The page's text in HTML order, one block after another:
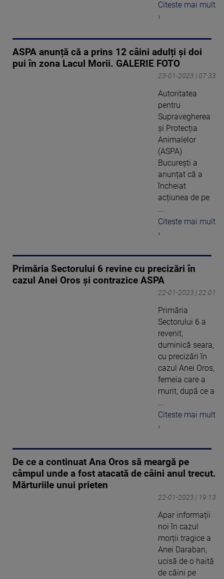
Citeste mai mult
›
ASPA anunță că a prins 12 câini adulți și doi
pui în zona Lacul Morii. GALERIE FOTO
23-01-2023 | 07:33
Autoritatea
pentru
Supravegherea
și Protecția
Animalelor
(ASPA)
București a
anunțat că a
încheiat
acțiunea de pe
...
Citeste mai mult
›
Primăria Sectorului 6 revine cu precizări în
cazul Anei Oros și contrazice ASPA
22-01-2023 | 22:01
Primăria
Sectorului 6 a
revenit,
duminică seara,
cu precizări în
cazul Anei Oros,
femeia care a
murit, după ce a
...
Citeste mai mult
›
De ce a continuat Ana Oros să meargă pe
câmpul unde a fost atacată de câini anul trecut.
Mărturiile unui prieten
22-01-2023 | 19:13
Apar informații
noi în cazul
morții tragice a
Anei Daraban,
ucisă de o haită
de câini pe